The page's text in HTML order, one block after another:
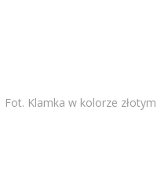
Fot. Klamka w kolorze złotym